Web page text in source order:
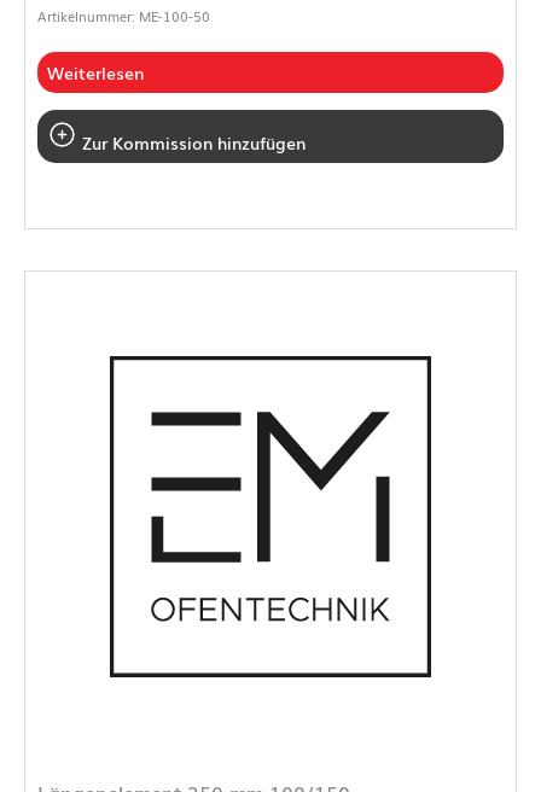
Artikelnummer: ME-100-50
Weiterlesen
Zur Kommission hinzufügen